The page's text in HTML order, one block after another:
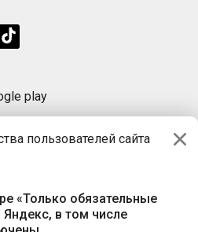
пользователей сайта
«Только обязательные
в том числе
play
«ПРАЦА БАЙ»
г. Минск, пр-т Независимости